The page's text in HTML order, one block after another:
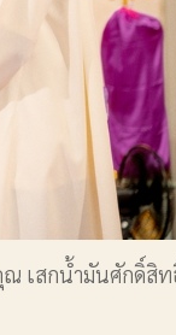
ณ เสกน้ำมันศักดิ์